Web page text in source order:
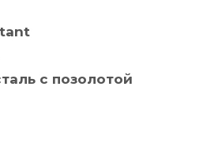
с позолотой